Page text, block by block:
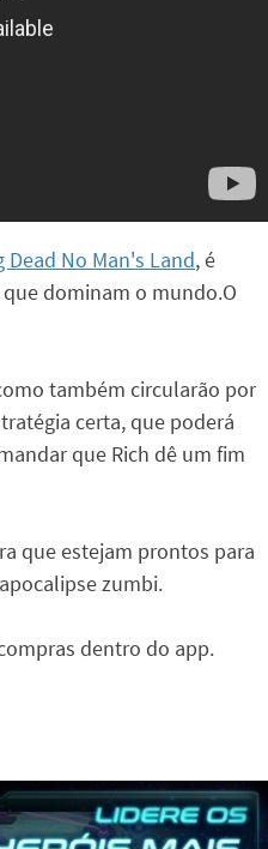
Dead No Man's Land, é
dominam o mundo.O
também circularão por
certa, que poderá
que Rich dê um fim
que estejam prontos para
zumbi.
dentro do app.